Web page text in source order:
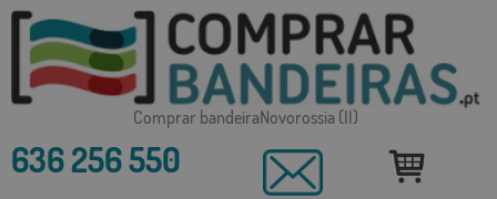
Comprar bandeiraNovorossia (II)
636 256 550